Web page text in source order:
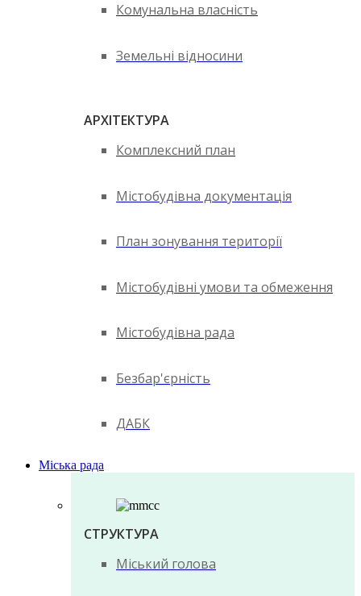
Комунальна власність
Земельні відносини
АРХІТЕКТУРА
Комплексний план
Містобудівна документація
План зонування території
Містобудівні умови та обмеження
Містобудівна рада
Безбар'єрність
ДАБК
Міська рада
СТРУКТУРА
Міський голова